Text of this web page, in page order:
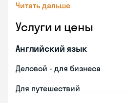
Читать дальше
Услуги и цены
Английский язык
Деловой - для бизнеса
Для путешествий